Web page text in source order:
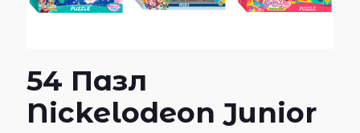
54 Пазл
Nickelodeon Junior